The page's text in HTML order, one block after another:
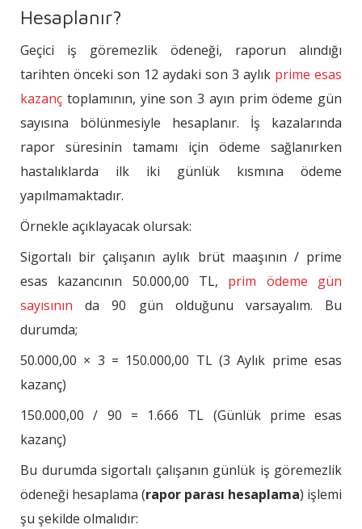
Hesaplanır?
Geçici iş göremezlik ödeneği, raporun alındığı
tarihten önceki son 12 aydaki son 3 aylık prime esas
kazanç toplamının, yine son 3 ayın prim ödeme gün
sayısına bölünmesiyle hesaplanır. İş kazalarında
rapor süresinin tamamı için ödeme sağlanırken
hastalıklarda ilk iki günlük kısmına ödeme
yapılmamaktadır.
Örnekle açıklayacak olursak:
Sigortalı bir çalışanın aylık brüt maaşının / prime
esas kazancının 50.000,00 TL, prim ödeme gün
sayısının da 90 gün olduğunu varsayalım. Bu
durumda;
50.000,00 × 3 = 150.000,00 TL (3 Aylık prime esas
kazanç)
150.000,00 / 90 = 1.666 TL (Günlük prime esas
kazanç)
Bu durumda sigortalı çalışanın günlük iş göremezlik
ödeneği hesaplama (rapor parası hesaplama) işlemi
şu şekilde olmalıdır: